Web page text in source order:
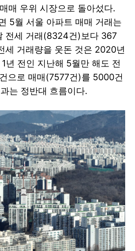
매 우위 시장으로 돌아섰다.
5월 서울 아파트 매매 거래는
전세 거래(8324건)보다 367
세 거래량을 웃돈 것은 2020년
년 전인 지난해 5월만 해도 전
으로 매매(7577건)를 5000건
는 정반대 흐름이다.